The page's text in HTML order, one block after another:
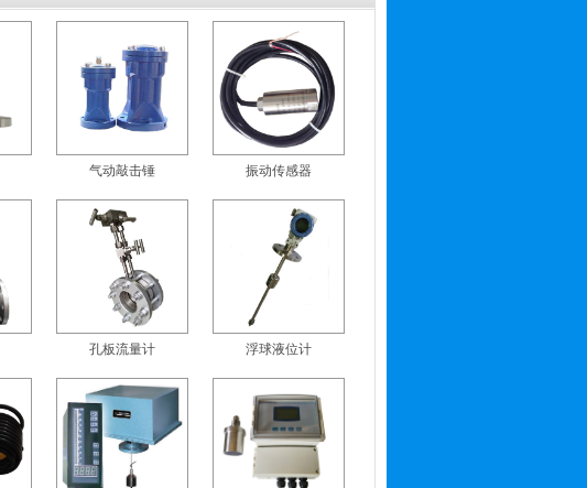
气动敲击锤 振动传感器
孔板流量计 浮球液位计